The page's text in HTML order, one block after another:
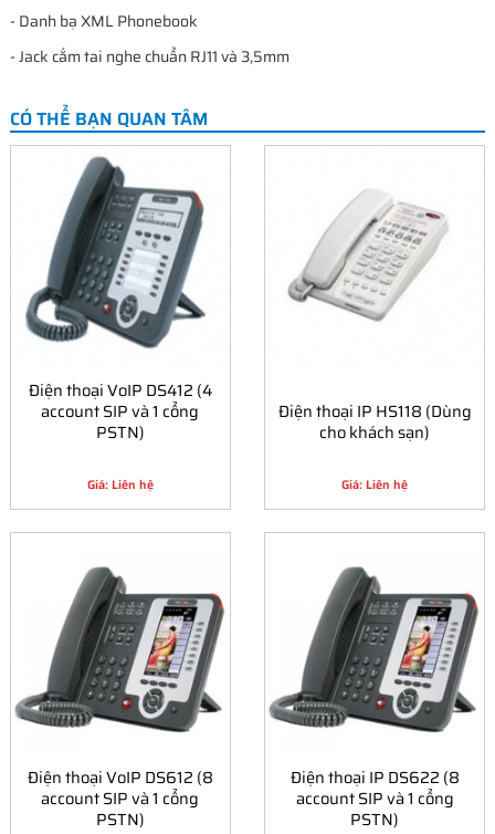
- Danh bạ XML Phonebook
- Jack cắm tai nghe chuẩn RJ11 và 3,5mm
CÓ THỂ BẠN QUAN TÂM
Điện thoại VoIP DS412 (4
account SIP và 1 cổng
PSTN)
Giá: Liên hệ
Điện thoại IP HS118 (Dùng
cho khách sạn)
Giá: Liên hệ
Điện thoại VoIP DS612 (8
account SIP và 1 cổng
PSTN)
Điện thoại IP DS622 (8
account SIP và 1 cổng
PSTN)